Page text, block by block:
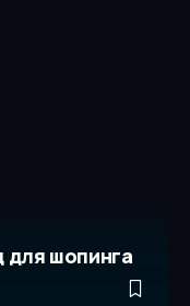
для шопинга